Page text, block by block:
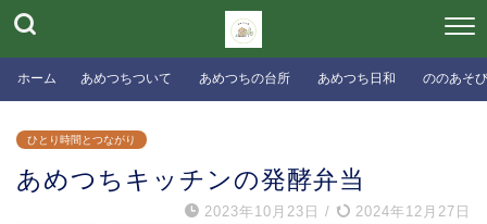
ホーム あめつちついて あめつちの台所 あめつち日和 ののあそ
ひとり時間とつながり
あめつちキッチンの発酵弁当
2023年10月23日 / 2024年12月27日